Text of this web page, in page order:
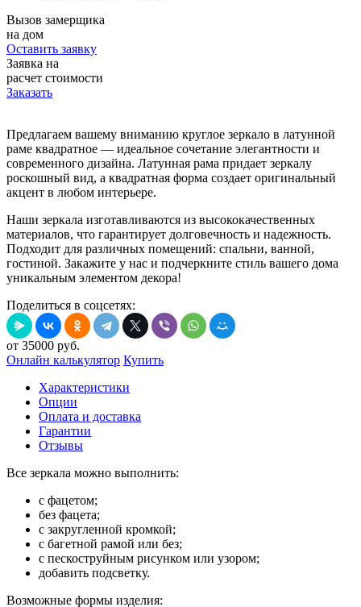
Вызов замерщика
на дом
Оставить заявку
Заявка на
расчет стоимости
Заказать
Предлагаем вашему вниманию круглое зеркало в латунной
раме квадратное — идеальное сочетание элегантности и
современного дизайна. Латунная рама придает зеркалу
роскошный вид, а квадратная форма создает оригинальный
акцент в любом интерьере.
Наши зеркала изготавливаются из высококачественных
материалов, что гарантирует долговечность и надежность.
Подходит для различных помещений: спальни, ванной,
гостиной. Закажите у нас и подчеркните стиль вашего дома
уникальным элементом декора!
Поделиться в соцсетях:
от 35000 руб.
Онлайн калькулятор Купить
Характеристики
Опции
Оплата и доставка
Гарантии
Отзывы
Все зеркала можно выполнить:
с фацетом;
без фацета;
с закругленной кромкой;
с багетной рамой или без;
с пескоструйным рисунком или узором;
добавить подсветку.
Возможные формы изделия: